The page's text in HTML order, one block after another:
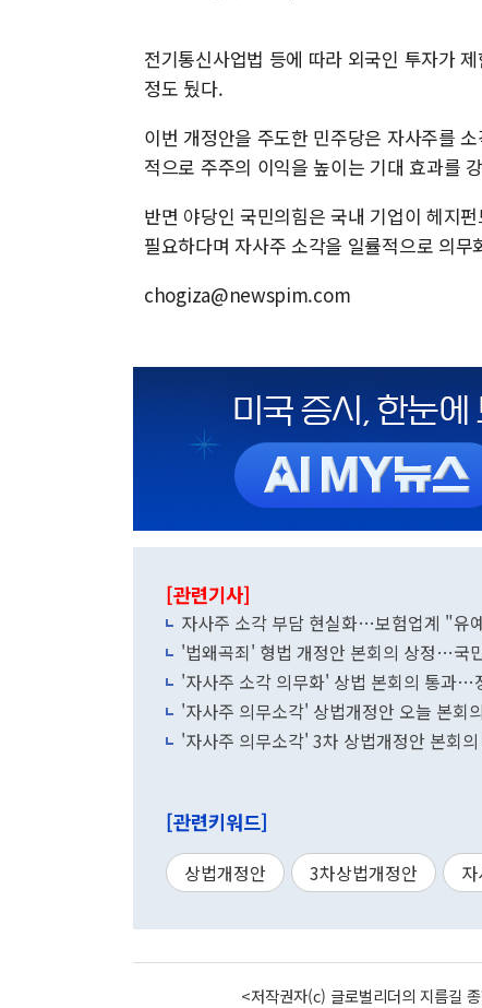
전기통신사업법 등에 따라 외국인 투자가
정도 뒀다.
이번 개정안을 주도한 민주당은 자사주를
적으로 주주의 이익을 높이는 기대 효과를
반면 야당인 국민의힘은 국내 기업이 헤지
필요하다며 자사주 소각을 일률적으로 의
chogiza@newspim.com
[관련기사]
자사주 소각 부담 현실화…보험업계 "유
'법왜곡죄' 형법 개정안 본회의 상정…국
'자사주 소각 의무화' 상법 본회의 통과
'자사주 의무소각' 상법개정안 오늘 본회
'자사주 의무소각' 3차 상법개정안 본회
[관련키워드]
상법개정안 3차상법개정안
<저작권자(c) 글로벌리더의 지름길